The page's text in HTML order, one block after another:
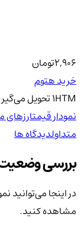
2,906تومان
خرید هتوم
1HTMتحویل
نمودار قیمتارزهای
متداولدیدگاه ها
بررسی وضعیت
در اینجا می‌توانید
مشاهده کنید.